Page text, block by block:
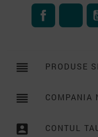
FacebookRSS
reorder PRODUSE
reorder COMPANIA
account_box CONTUL